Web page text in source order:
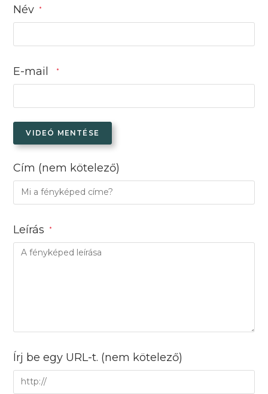
Név *
E-mail *
VIDEÓ MENTÉSE
Cím (nem kötelező)
Leírás *
Írj be egy URL-t. (nem kötelező)